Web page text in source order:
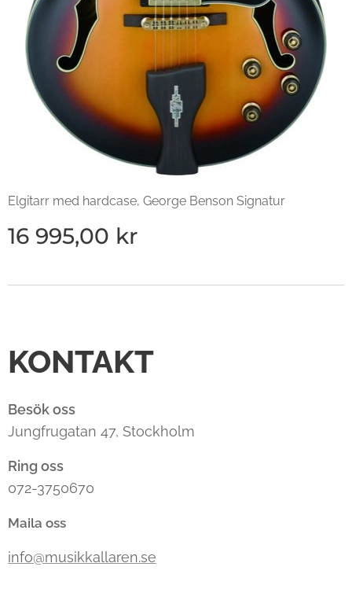
Elgitarr med hardcase, George Benson Signatur
16 995,00 kr
KONTAKT
Besök oss
Jungfrugatan 47, Stockholm
Ring oss
072-3750670
Maila oss
info@musikkallaren.se